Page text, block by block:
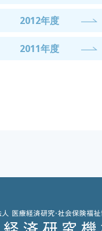
2012年度
2011年度